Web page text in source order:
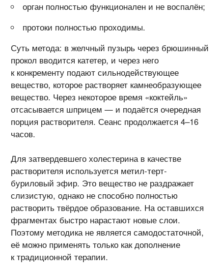
орган полностью функционален и не воспалён;
протоки полностью проходимы.
Суть метода: в желчный пузырь через брюшинный
прокол вводится катетер, и через него
к конкременту подают сильнодействующее
вещество, которое растворяет камнеобразующее
вещество. Через некоторое время «коктейль»
отсасывается шприцем — и подаётся очередная
порция растворителя. Сеанс продолжается 4–16
часов.
Для затвердевшего холестерина в качестве
растворителя используется метил-терт-
буриловый эфир. Это вещество не раздражает
слизистую, однако не способно полностью
растворить твёрдое образование. На оставшихся
фрагментах быстро нарастают новые слои.
Поэтому методика не является самодостаточной,
её можно применять только как дополнение
к традиционной терапии.